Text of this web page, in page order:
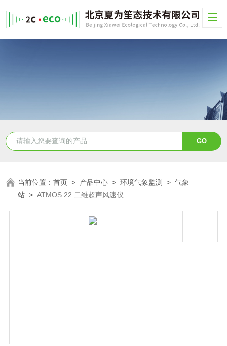
当前位置：首页 > 产品中心 >环境气象监测 >气象
站 >ATMOS 22 二维超声风速仪